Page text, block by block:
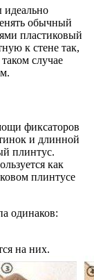
идеально
обычный
пластиковый
к стене так,
случае
фиксаторов
и длинной
плинтус.
как
плинтусе
одинаков:
на них.